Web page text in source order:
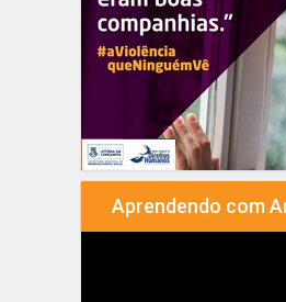
Aprendendo com